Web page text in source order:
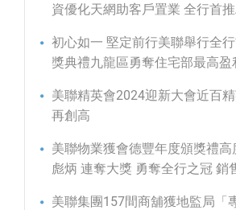
資優化天網助客戶置業 全行首
初心如一 堅定前行美聯舉行全
獎典禮九龍區勇奪住宅部最高盈
美聯精英會2024迎新大會近百
再創高
美聯物業獲會德豐年度頒獎禮
彪炳 連奪大獎 勇奪全行之冠 銷
美聯集團157間商舖獲地監局「